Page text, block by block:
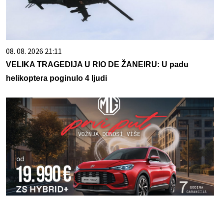
08. 08. 2026 21:11
VELIKA TRAGEDIJA U RIO DE ŽANEIRU: U padu
helikoptera poginulo 4 ljudi